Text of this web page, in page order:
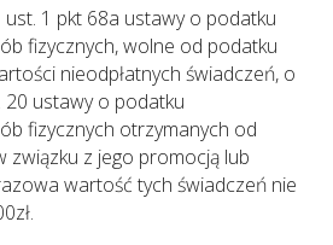
1 pkt 68a ustawy o podatku
fizycznych, wolne od podatku
nieodpłatnych świadczeń, o
ustawy o podatku
fizycznych otrzymanych od
związku z jego promocją lub
wartość tych świadczeń nie